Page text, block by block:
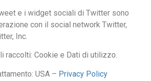
e i widget sociali di Twitter sono
con il social network Twitter,
Inc.
raccolti: Cookie e Dati di utilizzo.
USA – Privacy Policy